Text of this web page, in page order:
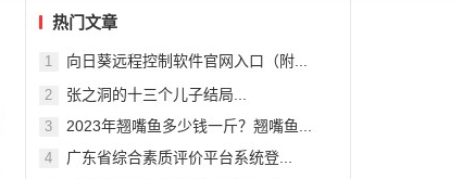
热门文章
1 向日葵远程控制软件官网入口（附...
2 张之洞的十三个儿子结局...
3 2023年翘嘴鱼多少钱一斤？翘嘴鱼...
4 广东省综合素质评价平台系统登...